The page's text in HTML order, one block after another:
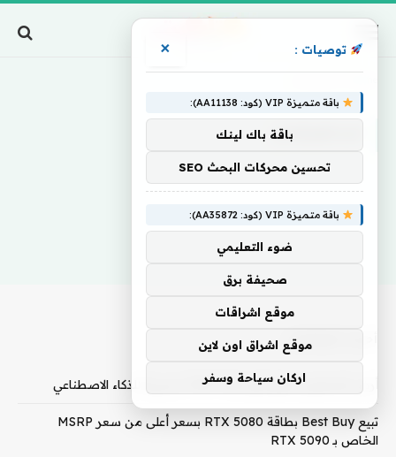
تستعرضان
أحدث المقالات
أرض المعارض تطلق أول قناة FAST حصرية للذكاء الاصطناعي
تبيع Best Buy بطاقة RTX 5080 بسعر أعلى من سعر MSRP
الخاص بـ RTX 5090
توصيات : ×
باقة متميزة VIP (كود: AA11138):
باقة باك لينك
تحسين محركات البحث SEO
باقة متميزة VIP (كود: AA35872):
ضوء التعليمي
صحيفة برق
موقع اشراقات
موقع اشراق اون لاين
اركان سياحة وسفر